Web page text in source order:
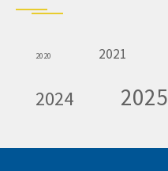
2020 2021
2024 2025